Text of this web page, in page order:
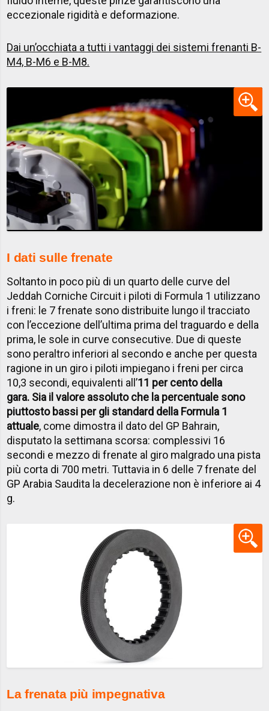
eccezionale rigidità e deformazione. ​
Dai un’occhiata a tutti i vantaggi dei sistemi frenanti B-
M4, B-M6 e B-M8.
I dati sulle frenate
Soltanto in poco più di un quarto delle curve del
Jeddah Corniche Circuit i piloti di Formula 1 utilizzano
i freni: le 7 frenate sono distribuite lungo il tracciato
con l’eccezione dell’ultima prima del traguardo e della
prima, le sole in curve consecutive. Due di queste
sono peraltro inferiori al secondo e anche per questa
ragione in un giro i piloti impiegano i freni per circa
10,3 secondi, equivalenti all’11 per cento della
gara. Sia il valore assoluto che la percentuale sono
piuttosto bassi per gli standard della Formula 1
attuale, come dimostra il dato del GP Bahrain,
disputato la settimana scorsa: complessivi 16
secondi e mezzo di frenate al giro malgrado una pista
più corta di 700 metri. Tuttavia in 6 delle 7 frenate del
GP Arabia Saudita la decelerazione non è inferiore ai 4
g.
La frenata più impegnativa